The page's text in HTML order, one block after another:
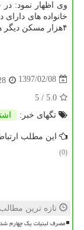
وی اظهار نمود:
۴هزار مسكن دیگر هم در حال برنامه ریزی است.
1397/02/08
5.0
/ 5
تگهای خبر:
این مطلب
(0)
تازه ترین
مصرف لبنیات یک چهارم